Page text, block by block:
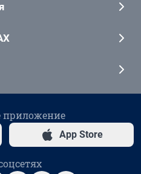
приложение
App Store